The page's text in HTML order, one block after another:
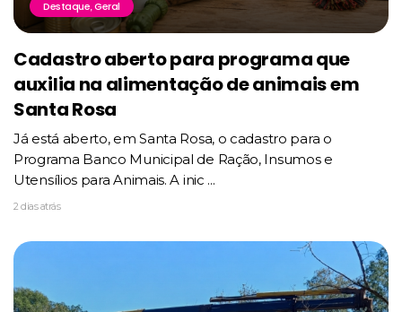
Destaque Geral
Cadastro aberto para programa que
auxilia na alimentação de animais em
Santa Rosa
Já está aberto, em Santa Rosa, o cadastro para o
Programa Banco Municipal de Ração, Insumos e
Utensílios para Animais. A inic ...
2 dias atrás